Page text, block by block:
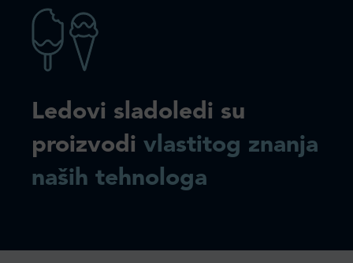
Ledovi sladoledi su
proizvodi vlastitog znanja
naših tehnologa